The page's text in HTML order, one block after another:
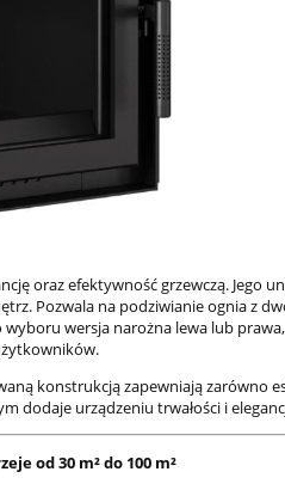
oraz efektywność grzewczą. Jego
Pozwala na podziwianie ognia z
wersja narożna lewa lub
konstrukcją zapewniają zarówno
dodaje urządzeniu trwałości i
od 30 m² do 100 m²